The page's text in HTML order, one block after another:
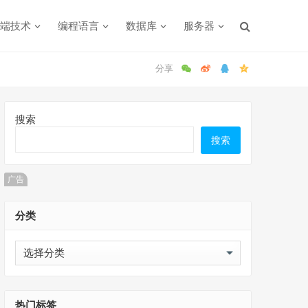
技术 编程语言 数据库 服务器
搜索
搜索
广告
分类
分
类
热门标签